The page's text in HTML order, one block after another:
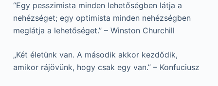
“Egy pesszimista minden lehetőségben látja a
nehézséget; egy optimista minden nehézségben
meglátja a lehetőséget.” – Winston Churchill
„Két életünk van. A második akkor kezdődik,
amikor rájövünk, hogy csak egy van.” – Konfuciusz